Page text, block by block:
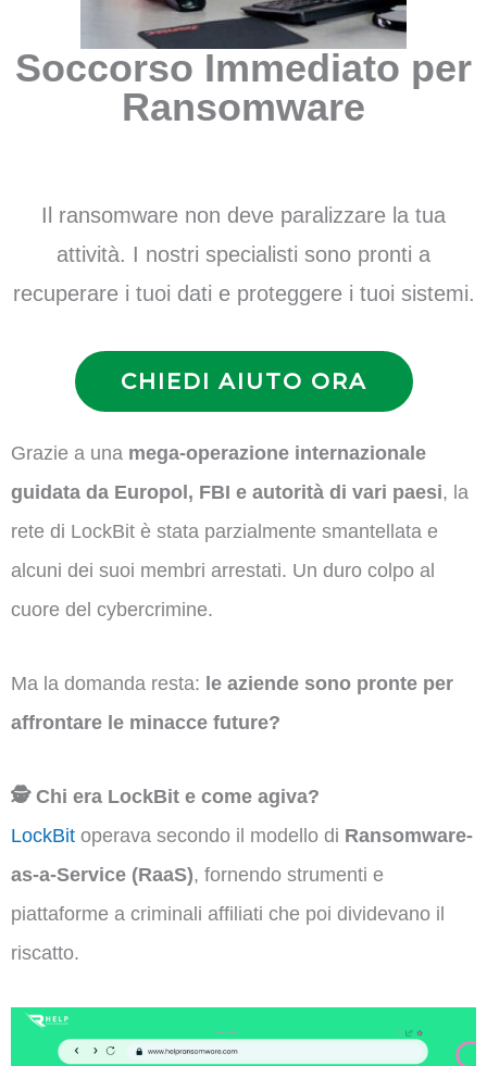
Soccorso Immediato per
Ransomware
Il ransomware non deve paralizzare la tua
attività. I nostri specialisti sono pronti a
recuperare i tuoi dati e proteggere i tuoi sistemi.
CHIEDI AIUTO ORA
Grazie a una mega-operazione internazionale
guidata da Europol, FBI e autorità di vari paesi, la
rete di LockBit è stata parzialmente smantellata e
alcuni dei suoi membri arrestati. Un duro colpo al
cuore del cybercrimine.
Ma la domanda resta: le aziende sono pronte per
affrontare le minacce future?
🕵️ Chi era LockBit e come agiva?
LockBit operava secondo il modello di Ransomware-
as-a-Service (RaaS), fornendo strumenti e
piattaforme a criminali affiliati che poi dividevano il
riscatto.